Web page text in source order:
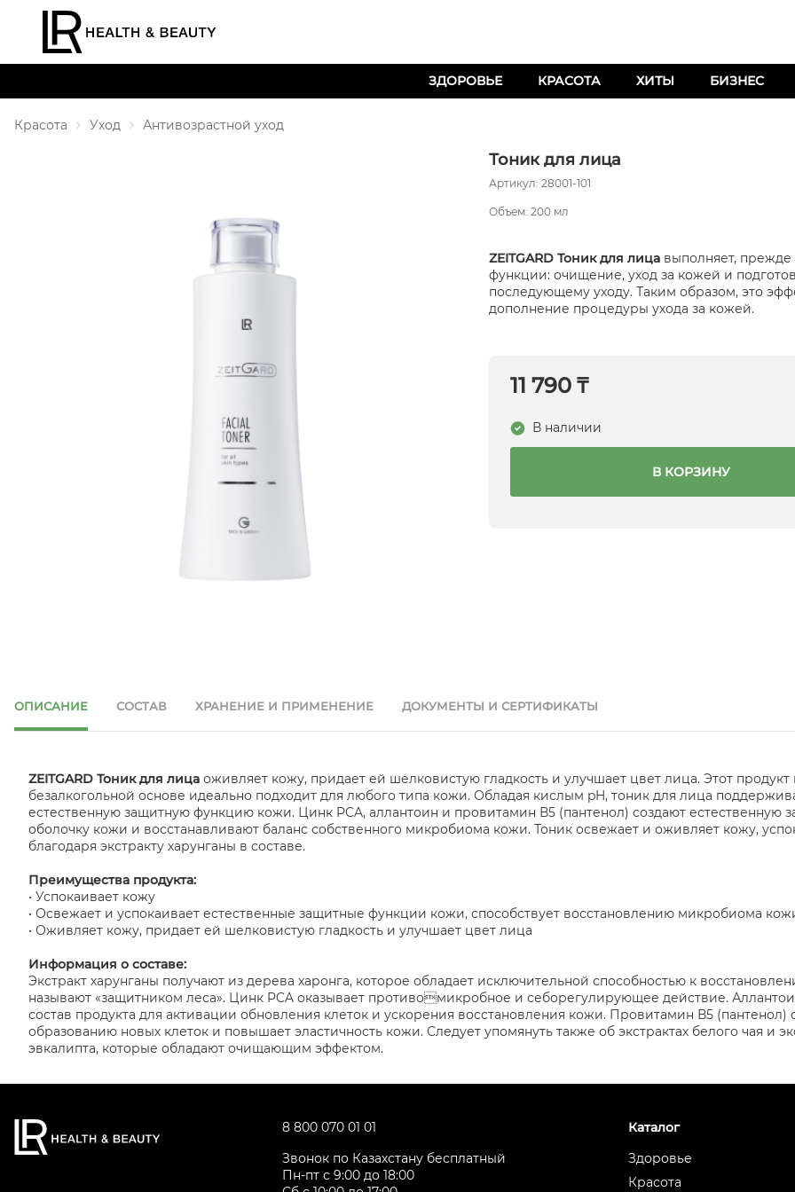
ЗДОРОВЬЕ КРАСОТА ХИТЫ БИЗНЕС
Красота Уход Антивозрастной уход
Тоник для лица
Артикул: 28001-101
Объем: 200 мл
ZEITGARD Тоник для лицавыполняет, прежде
функции: очищение, уход за кожей и
последующему уходу. Таким образом, это
дополнение процедуры ухода за кожей.
11 790 ₸
В наличии
В КОРЗИНУ
ОПИСАНИЕ СОСТАВ ХРАНЕНИЕ И ПРИМЕНЕНИЕ ДОКУМЕНТЫ И СЕРТИФИКАТЫ
ZEITGARD Тоник для лица оживляет кожу, придает ей шелковистую гладкость и улучшает цвет лица. Этот продукт
безалкогольной основе идеально подходит для любого типа кожи. Обладая кислым pH, тоник для лица
естественную защитную функцию кожи. Цинк PCA, аллантоин и провитамин В5 (пантенол) создают естественную
оболочку кожи и восстанавливают баланс собственного микробиома кожи. Тоник освежает и оживляет кожу,
благодаря экстракту харунганы в составе.
Преимущества продукта:
• Успокаивает кожу
• Освежает и успокаивает естественные защитные функции кожи, способствует восстановлению микробиома
• Оживляет кожу, придает ей шелковистую гладкость и улучшает цвет лица
Информация о составе:
Экстракт харунганы получают из дерева харонга, которое обладает исключительной способностью к
называют «защитником леса». Цинк PCA оказывает противомикробное и себорегулирующее действие.
состав продукта для активации обновления клеток и ускорения восстановления кожи. Провитамин В5 (пантенол)
образованию новых клеток и повышает эластичность кожи. Следует упомянуть также об экстрактах белого чая и
эвкалипта, которые обладают очищающим эффектом.
8 800 070 01 01
Звонок по Казахстану бесплатный
Пн-пт с 9:00 до 18:00
Каталог
Здоровье
Красота